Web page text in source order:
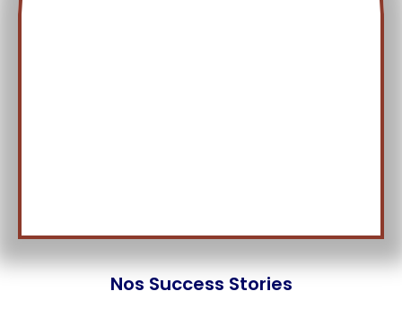
Nos Success Stories